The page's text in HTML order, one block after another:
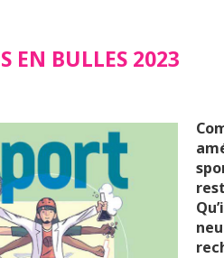
EN BULLES 2023